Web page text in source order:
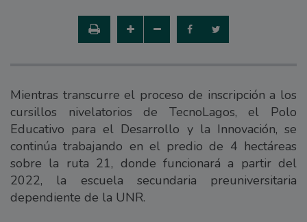
Mientras transcurre el proceso de inscripción a los
cursillos nivelatorios de TecnoLagos, el Polo
Educativo para el Desarrollo y la Innovación, se
continúa trabajando en el predio de 4 hectáreas
sobre la ruta 21, donde funcionará a partir del
2022, la escuela secundaria preuniversitaria
dependiente de la UNR.